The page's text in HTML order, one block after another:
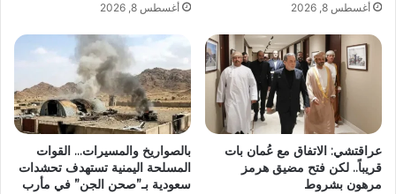
أغسطس 8, 2026 أغسطس 8, 2026
عراقتشي: الاتفاق مع عُمان بات
قريباً.. لكن فتح مضيق هرمز
مرهون بشروط
بالصواريخ والمسيرات… القوات
المسلحة اليمنية تستهدف تحشدات
سعودية بـ”صحن الجن” في مأرب